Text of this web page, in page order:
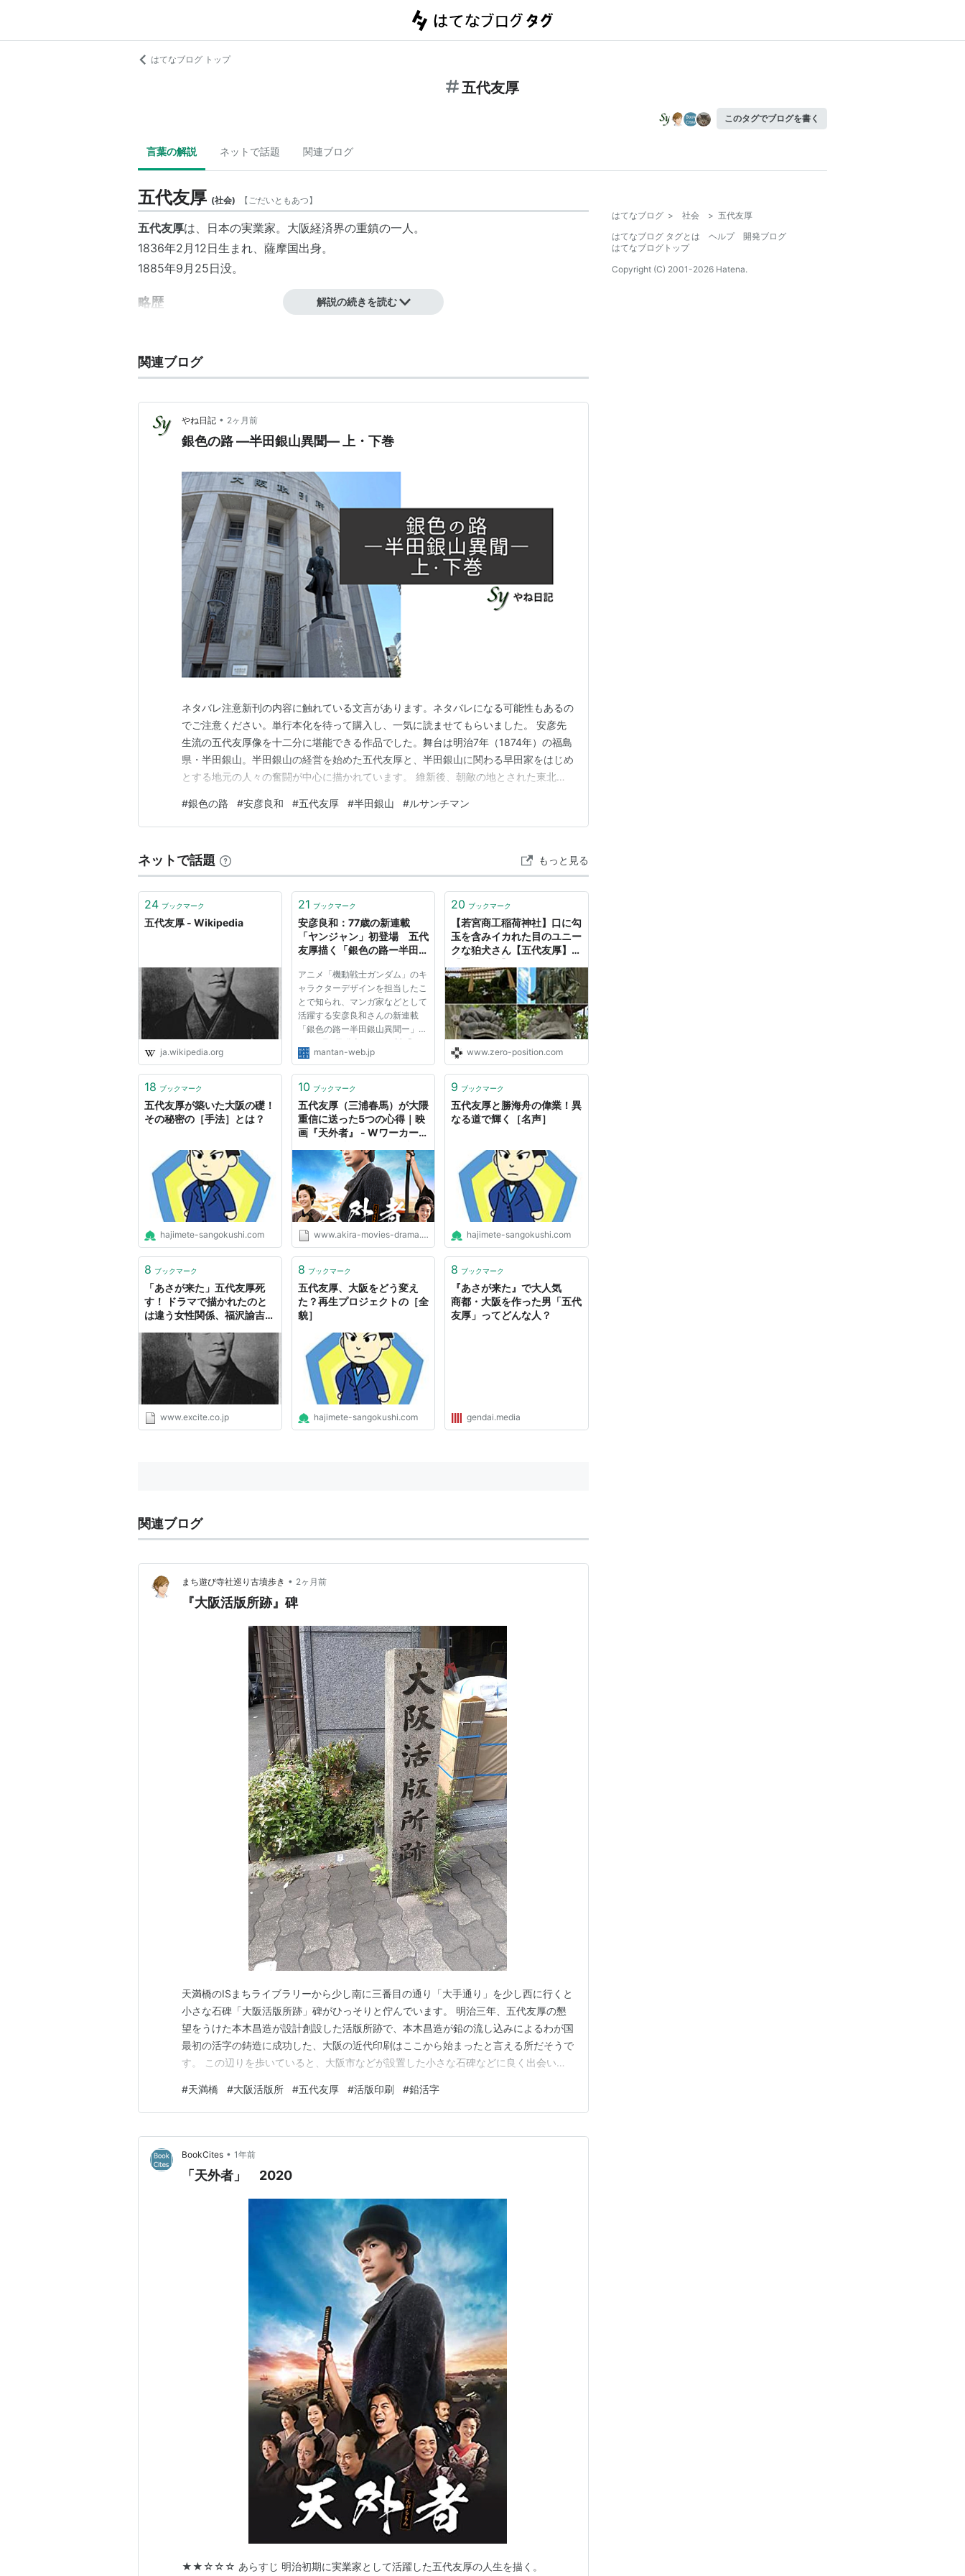
はてなブログ トップ
五代友厚
このタグでブログを書く
言葉の解説 ネットで話題 関連ブログ
五代友厚 (社会) 【ごだいともあつ】
五代友厚は、日本の実業家。大阪経済界の重鎮の一人。
1836年2月12日生まれ、薩摩国出身。
1885年9月25日没。
略歴
明治維新後は、大阪で官職に就き、大阪造幣寮（現・造幣局）等の設立に尽力した後、
期の明治政府にも大きな影響を与えている。
さらに、堂島米会所を復興するとともに、株式取引所条例の成立を受けて、自ら大阪証
券取引所の前身である大阪株式取引所の発起人となり、その設立に尽力するなど、大阪
の経済的基盤の構築にも熱心に取り組んだ。
また、大阪商法会議所（現・大阪商工会議所）を設立し、その初代会頭に就任するな
ど、商都大阪の発展に貢献し、我が国経済界における大阪の地位を著しく向上させたも
のと高く評価されている。
解説の続きを読む
関連ブログ
やね日記 • 2ヶ月前
銀色の路 ―半田銀山異聞― 上・下巻
ネタバレ注意新刊の内容に触れている文言があります。ネタバレになる可能性もあるの
でご注意ください。単行本化を待って購入し、一気に読ませてもらいました。 安彦先
生流の五代友厚像を十二分に堪能できる作品でした。舞台は明治7年（1874年）の福島
県・半田銀山。半田銀山の経営を始めた五代友厚と、半田銀山に関わる早田家をはじめ
とする地元の人々の奮闘が中心に描かれています。 維新後、朝敵の地とされた東北の
いました。『王道の狗』でなじみの武田惣角が再び登場したのもうれしかったですね。
また、知る人ぞ知る実在の人物がさりげなく登場する描…
#銀色の路 #安彦良和 #五代友厚 #半田銀山 #ルサンチマン
ネットで話題 もっと見る
24 ブックマーク
五代友厚 - Wikipedia
ja.wikipedia.org
21 ブックマーク
安彦良和：77歳の新連載
「ヤンジャン」初登場 五代
友厚描く「銀色の路ー半田銀
MANTANWEB（まんたんウ
ェブ）
アニメ「機動戦士ガンダム」のキ
ャラクターデザインを担当したこ
とで知られ、マンガ家などとして
活躍する安彦良和さんの新連載
「銀色の路ー半田銀山異聞ー」
が、3月6日発売のマンガ誌「ヤ
ングジャンプ」（集英社）14号で
歳の安彦さんが同誌でマンガを連
載するのは初めて。短期集中隔週
連...
mantan-web.jp
20 ブックマーク
【若宮商工稲荷神社】口に勾
玉を含みイカれた目のユニー
クな狛犬さん【五代友厚】
ことだまの国
www.zero-position.com
18 ブックマーク
五代友厚が築いた大阪の礎！
その秘密の［手法］とは？
hajimete-sangokushi.com
10 ブックマーク
五代友厚（三浦春馬）が大隈
重信に送った5つの心得｜映
画『天外者』 - Wワーカー
グ
www.akira-movies-drama.com
9 ブックマーク
五代友厚と勝海舟の偉業！異
なる道で輝く［名声］
hajimete-sangokushi.com
8 ブックマーク
「あさが来た」五代友厚死
す！ ドラマで描かれたのと
は違う女性関係、福沢諭吉と
www.excite.co.jp
8 ブックマーク
五代友厚、大阪をどう変え
た？再生プロジェクトの［全
貌］
hajimete-sangokushi.com
8 ブックマーク
『あさが来た』で大人気
商都・大阪を作った男「五代
友厚」ってどんな人？
gendai.media
関連ブログ
まち遊び寺社巡り古墳歩き • 2ヶ月前
『大阪活版所跡』碑
天満橋のISまちライブラリーから少し南に三番目の通り「大手通り」を少し西に行くと
小さな石碑「大阪活版所跡」碑がひっそりと佇んでいます。 明治三年、五代友厚の懇
望をうけた本木昌造が設計創設した活版所跡で、本木昌造が鉛の流し込みによるわが国
最初の活字の鋳造に成功した、大阪の近代印刷はここから始まったと言える所だそうで
す。 この辺りを歩いていると、大阪市などが設置した小さな石碑などに良く出会いま
てみるのも面白い地域です。 ランキング参加中神社仏閣・古墳・歴史的建造物めぐり
ランキング参加中路上観察 ランキング参加中日本の歴…
#天満橋 #大阪活版所 #五代友厚 #活版印刷 #鉛活字
BookCites • 1年前
「天外者」 2020
★★☆☆☆ あらすじ 明治初期に実業家として活躍した五代友厚の人生を描く。
はてなブログ > 社会 > 五代友厚
はてなブログ タグとは
ヘルプ
開発ブログ
はてなブログトップ
Copyright (C) 2001-2026 Hatena.